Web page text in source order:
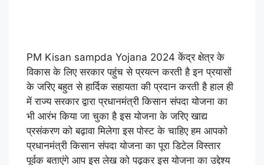
PM Kisan sampda Yojana 2024 केंद्र क्षेत्र के
विकास के लिए सरकार पहुंच से प्रयत्न करती है इन प्रयासों
के जरिए बहुत से हार्दिक सहायता की प्रदान करती है हाल ही
में राज्य सरकार द्वारा प्रधानमंत्री किसान संपदा योजना का
भी आरंभ किया जा चुका है इस योजना के जरिए खाद्य
प्रसंकरण को बढ़ावा मिलेगा इस पोस्ट के चाहिए हम आपको
प्रधानमंत्री किसान संपदा योजना का पूरा डिटेल विस्तार
पूर्वक बताएंगे आप इस लेख को पढ़कर इस योजना का उद्देश्य